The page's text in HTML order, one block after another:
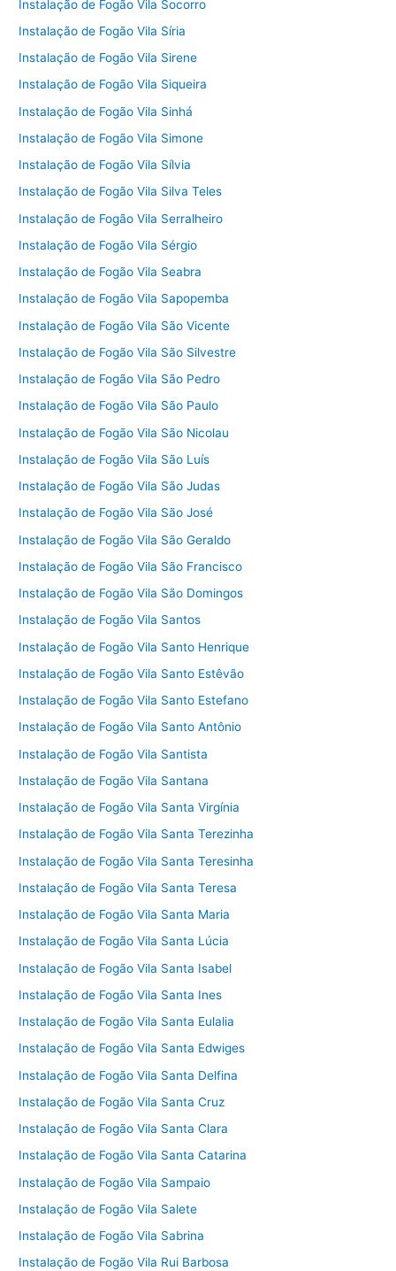
Instalação de Fogão Vila Socorro
Instalação de Fogão Vila Síria
Instalação de Fogão Vila Sirene
Instalação de Fogão Vila Siqueira
Instalação de Fogão Vila Sinhá
Instalação de Fogão Vila Simone
Instalação de Fogão Vila Sílvia
Instalação de Fogão Vila Silva Teles
Instalação de Fogão Vila Serralheiro
Instalação de Fogão Vila Sérgio
Instalação de Fogão Vila Seabra
Instalação de Fogão Vila Sapopemba
Instalação de Fogão Vila São Vicente
Instalação de Fogão Vila São Silvestre
Instalação de Fogão Vila São Pedro
Instalação de Fogão Vila São Paulo
Instalação de Fogão Vila São Nicolau
Instalação de Fogão Vila São Luís
Instalação de Fogão Vila São Judas
Instalação de Fogão Vila São José
Instalação de Fogão Vila São Geraldo
Instalação de Fogão Vila São Francisco
Instalação de Fogão Vila São Domingos
Instalação de Fogão Vila Santos
Instalação de Fogão Vila Santo Henrique
Instalação de Fogão Vila Santo Estêvão
Instalação de Fogão Vila Santo Estefano
Instalação de Fogão Vila Santo Antônio
Instalação de Fogão Vila Santista
Instalação de Fogão Vila Santana
Instalação de Fogão Vila Santa Virgínia
Instalação de Fogão Vila Santa Terezinha
Instalação de Fogão Vila Santa Teresinha
Instalação de Fogão Vila Santa Teresa
Instalação de Fogão Vila Santa Maria
Instalação de Fogão Vila Santa Lúcia
Instalação de Fogão Vila Santa Isabel
Instalação de Fogão Vila Santa Ines
Instalação de Fogão Vila Santa Eulalia
Instalação de Fogão Vila Santa Edwiges
Instalação de Fogão Vila Santa Delfina
Instalação de Fogão Vila Santa Cruz
Instalação de Fogão Vila Santa Clara
Instalação de Fogão Vila Santa Catarina
Instalação de Fogão Vila Sampaio
Instalação de Fogão Vila Salete
Instalação de Fogão Vila Sabrina
Instalação de Fogão Vila Rui Barbosa